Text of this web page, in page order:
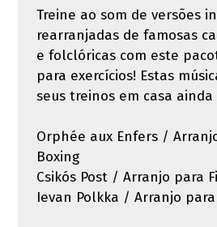
Treine ao som de versões
rearranjadas de famosas
e folclóricas com este
para exercícios! Estas
seus treinos em casa
Orphée aux Enfers /
Boxing
Csikós Post / Arranjo para
Ievan Polkka / Arranjo